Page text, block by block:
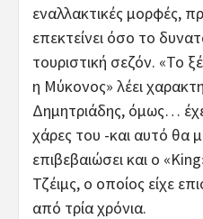
εναλλακτικές μορφές,
επεκτείνει όσο το
τουριστική σεζόν. «Το
η Μύκονος» λέει
Δημητριάδης, όμως…
χάρες του -και αυτό θα
επιβεβαιώσει και ο
Τζέιμς, ο οποίος είχε
από τρία χρόνια.